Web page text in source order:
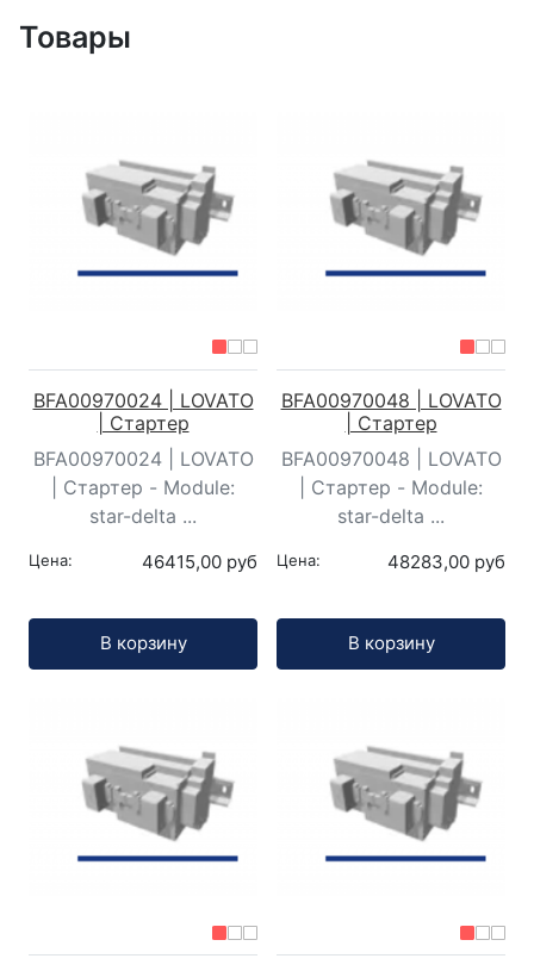
Товары
BFA00970024 | LOVATO
| Стартер
BFA00970024 | LOVATO
| Стартер - Module:
star-delta ...
Цена: 46415,00 руб
В корзину
BFA00970048 | LOVATO
| Стартер
BFA00970048 | LOVATO
| Стартер - Module:
star-delta ...
Цена: 48283,00 руб
В корзину